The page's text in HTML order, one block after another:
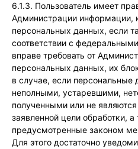
6.1.3. Пользователь имеет
Администрации информации,
персональных данных, если
соответствии с
вправе требовать от
персональных данных, их
в случае, если персональные
неполными, устаревшими,
полученными или не
заявленной цели обработки,
предусмотренные законом
Для этого достаточно